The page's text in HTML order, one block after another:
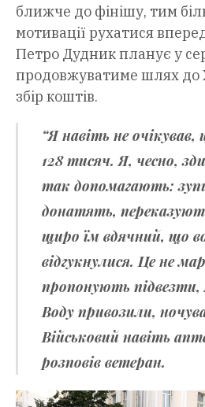
ближче до фінішу, тим
мотивації рухатися
Петро Дудник планує у
продовжуватиме шлях до
збір коштів.
“Я навіть не
128 тисяч. Я, чесно,
так допомагають:
донатять,
щиро їм вдячний, що
відгукнулися. Це не
пропонують підвезти,
Воду привозили,
Військовий навіть
розповів ветеран.